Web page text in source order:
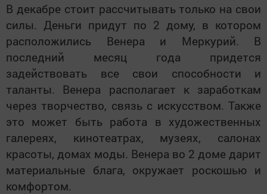
В декабре стоит рассчитывать только на свои
силы. Деньги придут по 2 дому, в котором
расположились Венера и Меркурий. В
последний месяц года придется
задействовать все свои способности и
таланты. Венера располагает к заработкам
через творчество, связь с искусством. Также
это может быть работа в художественных
галереях, кинотеатрах, музеях, салонах
красоты, домах моды. Венера во 2 доме дарит
материальные блага, окружает роскошью и
комфортом.